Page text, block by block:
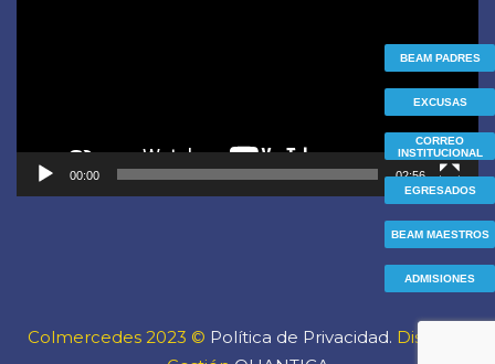
00:00 02:56
Colmercedes 2023 © Política de Privacidad. Diseño y
BEAM MAESTROS
EGRESADOS
CORREO
INSTITUCIONAL
ADMISIONES
BEAM PADRES
EXCUSAS